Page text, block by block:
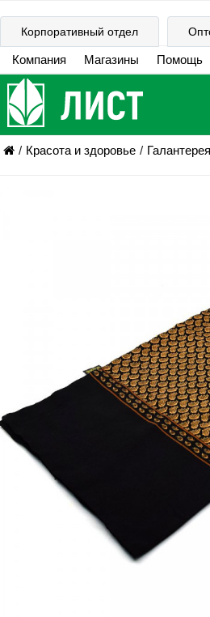
Корпоративный отдел
Компания Магазины Помощь
Красота и здоровье Галантерея